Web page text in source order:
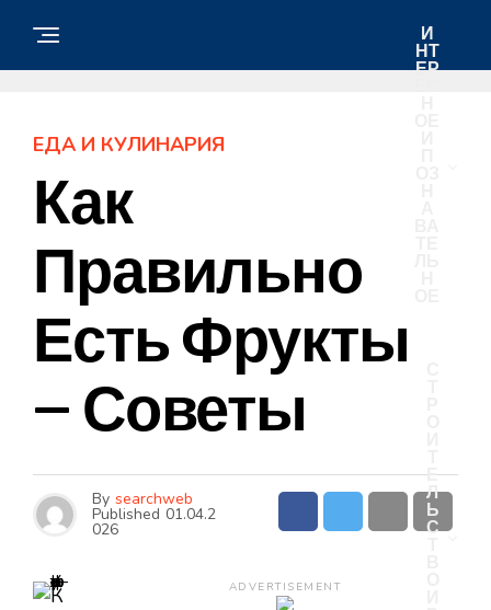
И
НТ
ЕР
Е
Л
Ь
С
ЕДА И КУЛИНАРИЯ
Как
Правильно
Есть Фрукты
— Советы
By searchweb
Published 01.04.2
026
ADVERTISEMENT